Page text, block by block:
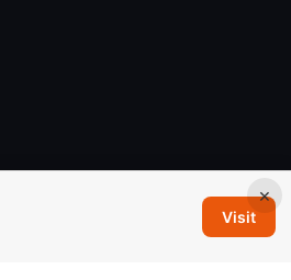
×
Visit